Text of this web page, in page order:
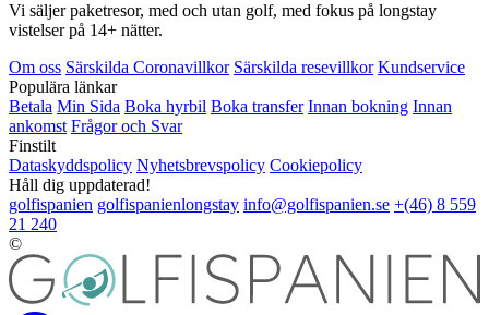
Vi säljer paketresor, med och utan golf, med fokus på longstay
vistelser på 14+ nätter.
Om oss Särskilda Coronavillkor Särskilda resevillkor Kundservice
Populära länkar
Betala Min Sida Boka hyrbil Boka transfer Innan bokning Innan
ankomst Frågor och Svar
Finstilt
Dataskyddspolicy Nyhetsbrevspolicy Cookiepolicy
Håll dig uppdaterad!
golfispanien golfispanienlongstay info@golfispanien.se +(46) 8 559
21 240
©